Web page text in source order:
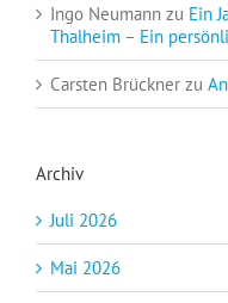
Ingo Neumann zu Ein
Thalheim – Ein
Carsten Brückner zu
Archiv
Juli 2026
Mai 2026